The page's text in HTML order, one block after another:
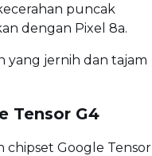
puncak
dengan Pixel 8a.
yang jernih dan tajam
Tensor G4
chipset Google Tensor